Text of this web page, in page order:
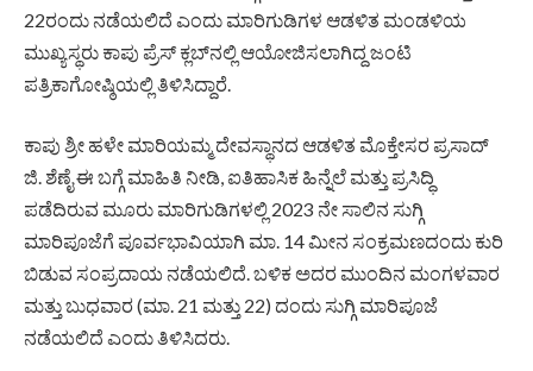
22ರಂದು ನಡೆಯಲಿದೆ ಎಂದು ಮಾರಿಗುಡಿಗಳ ಆಡಳಿತ ಮಂಡಳಿಯ
ಮುಖ್ಯಸ್ಥರು ಕಾಪು ಪ್ರೆಸ್ ಕ್ಲಬ್‌ನಲ್ಲಿ ಆಯೋಜಿಸಲಾಗಿದ್ದ ಜಂಟಿ
ಪತ್ರಿಕಾಗೋಷ್ಠಿಯಲ್ಲಿ ತಿಳಿಸಿದ್ದಾರೆ.
ಕಾಪು ಶ್ರೀ ಹಳೇ ಮಾರಿಯಮ್ಮ ದೇವಸ್ಥಾನದ ಆಡಳಿತ ಮೊಕ್ತೇಸರ ಪ್ರಸಾದ್
ಜಿ. ಶೆಣೈ ಈ ಬಗ್ಗೆ ಮಾಹಿತಿ ನೀಡಿ, ಐತಿಹಾಸಿಕ ಹಿನ್ನೆಲೆ ಮತ್ತು ಪ್ರಸಿದ್ಧಿ
ಪಡೆದಿರುವ ಮೂರು ಮಾರಿಗುಡಿಗಳಲ್ಲಿ 2023 ನೇ ಸಾಲಿನ ಸುಗ್ಗಿ
ಮಾರಿಪೂಜೆಗೆ ಪೂರ್ವಭಾವಿಯಾಗಿ ಮಾ. 14 ಮೀನ ಸಂಕ್ರಮಣದಂದು ಕುರಿ
ಬಿಡುವ ಸಂಪ್ರದಾಯ ನಡೆಯಲಿದೆ. ಬಳಿಕ ಅದರ ಮುಂದಿನ ಮಂಗಳವಾರ
ಮತ್ತು ಬುಧವಾರ (ಮಾ. 21 ಮತ್ತು 22) ದಂದು ಸುಗ್ಗಿ ಮಾರಿಪೂಜೆ
ನಡೆಯಲಿದೆ ಎಂದು ತಿಳಿಸಿದರು.